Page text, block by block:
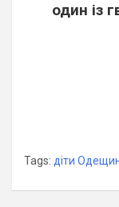
один із
Tags: діти